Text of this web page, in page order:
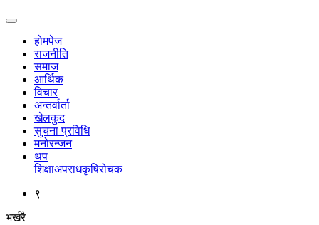
होमपेज
राजनीति
समाज
आर्थिक
विचार
अन्तर्वार्ता
खेलकुद
सुचना प्रविधि
मनोरन्जन
थप
शिक्षाअपराधकृषिरोचक
९
भर्खरै